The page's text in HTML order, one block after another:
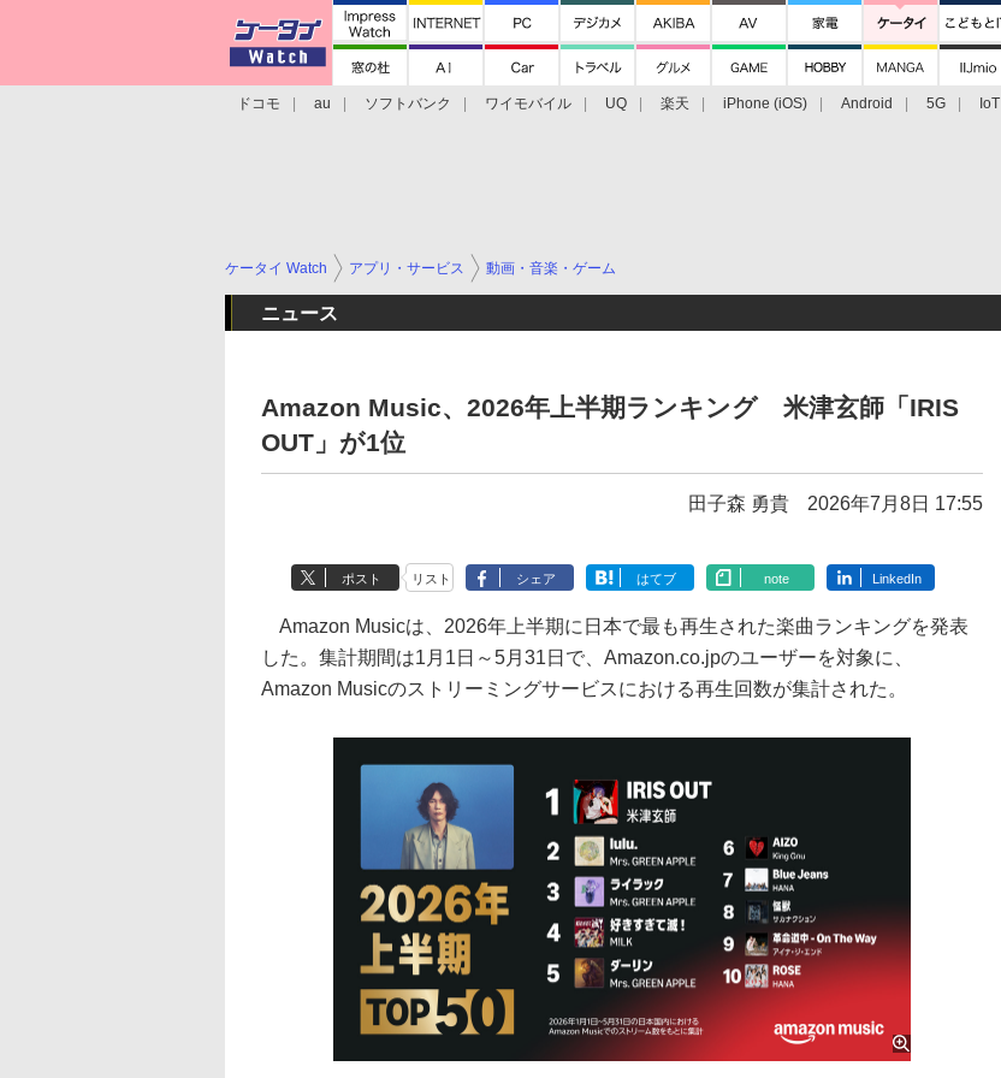
ドコモ au ソフトバンク ワイモバイル UQ 楽天 iPhone (iOS) Android 5G IoT
ケータイ Watch アプリ・サービス 動画・音楽・ゲーム
ニュース
Amazon Music、2026年上半期ランキング 米津玄師「IRIS
OUT」が1位
田子森 勇貴 2026年7月8日 17:55
ポスト リスト シェア はてブ note LinkedIn
Amazon Musicは、2026年上半期に日本で最も再生された楽曲ランキングを発表
した。集計期間は1月1日～5月31日で、Amazon.co.jpのユーザーを対象に、
Amazon Musicのストリーミングサービスにおける再生回数が集計された。